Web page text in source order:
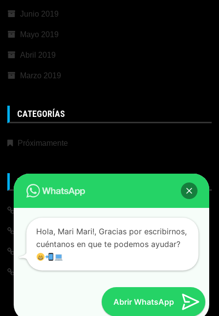
Junio 2019
Mayo 2019
Abril 2019
Marzo 2019
CATEGORÍAS
Próximamente
META
Iniciar Sesión
Alimentación de entradas
Feed de comentarios
WordPress.org
Abrir WhatsApp
Hola, Mari Mari!, Gracias por escribirnos,
cuéntanos en que te podemos ayudar?